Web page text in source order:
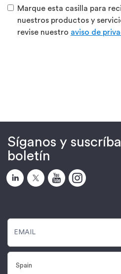
Marque esta casilla para
nuestros productos y
revise nuestro aviso de
Síganos y
boletín